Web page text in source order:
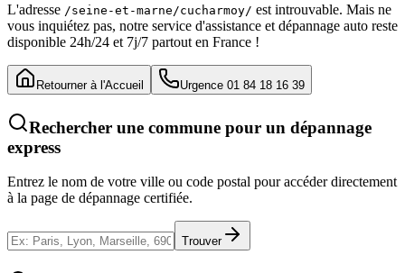
L'adresse /seine-et-marne/cucharmoy/ est introuvable. Mais ne
vous inquiétez pas, notre service d'assistance et dépannage auto reste
disponible 24h/24 et 7j/7 partout en France !
Retourner à l'Accueil Urgence 01 84 18 16 39
Rechercher une commune pour un dépannage
express
Entrez le nom de votre ville ou code postal pour accéder directement
à la page de dépannage certifiée.
Trouver